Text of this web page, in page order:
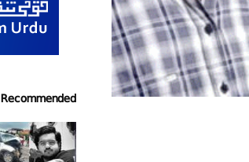
Recommended